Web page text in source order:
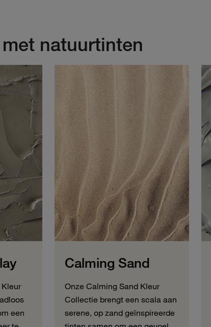
natuurtinten
een
Calming Sand
Onze Calming Sand Kleur
Collectie brengt een scala aan
serene, op zand geïnspireerde